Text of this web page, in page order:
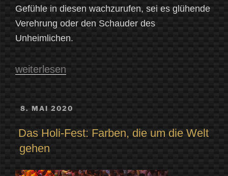
Gefühle in diesen wachzurufen, sei es glühende
Verehrung oder den Schauder des
Unheimlichen.
„„Geschaffen,
Von
Mythen
und
weiterlesen
VERÖFFENTLICHT
8. MAI 2020
Das Holi-Fest: Farben, die um die Welt
gehen